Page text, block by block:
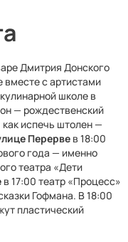
Дмитрия Донского
вместе с артистами
школе в
— рождественский
как испечь штолен —
Перерве в 18:00
года — именно
театра «Дети
в 17:00 театр «Процесс»
Гофмана. В 18:00
пластический